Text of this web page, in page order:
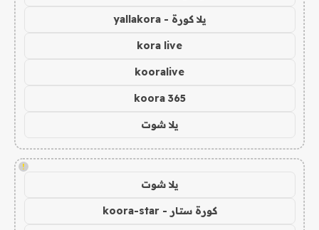
يلا كورة - yallakora
kora live
kooralive
koora 365
يلا شوت
!
يلا شوت
كورة ستار - koora-star